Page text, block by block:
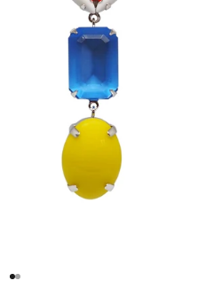
項目に移動する 1
項目に移動する 2